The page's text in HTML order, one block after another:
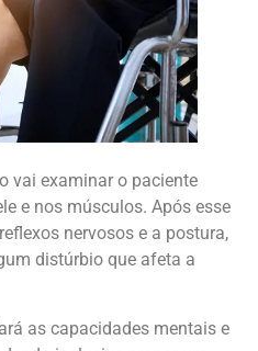
vai examinar o paciente
e nos músculos. Após esse
nervosos e a postura,
distúrbio que afeta a
as capacidades mentais e